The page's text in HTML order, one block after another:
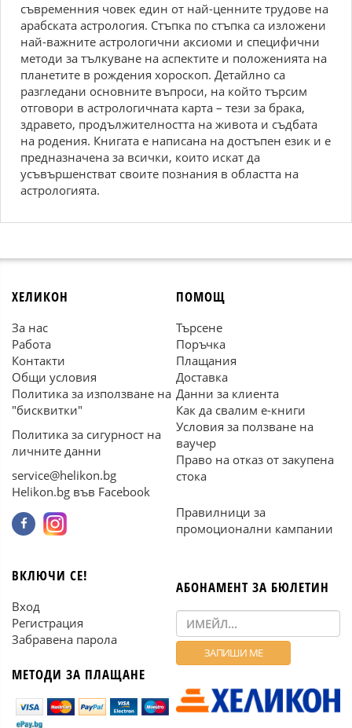
съвременния човек един от най-ценните трудове на
арабската астрология. Стъпка по стъпка са изложени
най-важните астрологични аксиоми и специфични
методи за тълкуване на аспектите и положенията на
планетите в рождения хороскоп. Детайлно са
разгледани основните въпроси, на който търсим
отговори в астрологичната карта – тези за брака,
здравето, продължителността на живота и съдбата
на родения. Книгата е написана на достъпен език и е
предназначена за всички, които искат да
усъвършенстват своите познания в областта на
астрологията.
ХЕЛИКОН
За нас
Работа
Контакти
Общи условия
Политика за използване на
"бисквитки"
Политика за сигурност на
личните данни
service@helikon.bg
Helikon.bg във Facebook
ПОМОЩ
Търсене
Поръчка
Плащания
Доставка
Данни за клиента
Как да свалим е-книги
Условия за ползване на
ваучер
Право на отказ от закупена
стока
Правилници за
промоционални кампании
ВКЛЮЧИ СЕ!
Вход
Регистрация
Забравена парола
МЕТОДИ ЗА ПЛАЩАНЕ
АБОНАМЕНТ ЗА БЮЛЕТИН